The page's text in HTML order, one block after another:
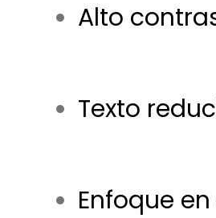
Alto
Texto
Enfoque